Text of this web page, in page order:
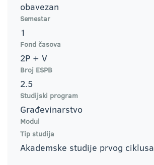
obavezan
Semestar
1
Fond časova
2P + V
Broj ESPB
2.5
Studijski program
Građevinarstvo
Modul
Tip studija
Akademske studije prvog ciklusa